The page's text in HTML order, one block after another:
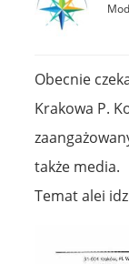
Obecnie
Krakowa P.
także media.
Temat alei